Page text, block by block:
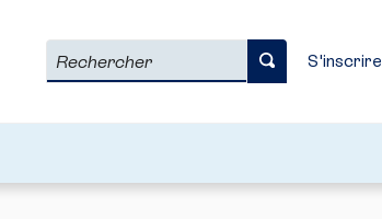
Rechercher S'inscrire